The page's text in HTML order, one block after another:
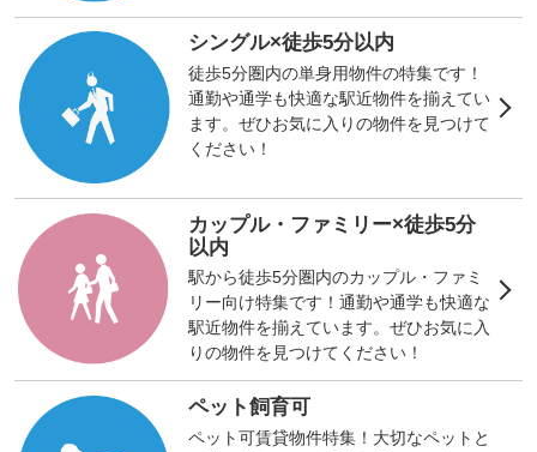
シングル×徒歩5分以内
徒歩5分圏内の単身用物件の特集です！
通勤や通学も快適な駅近物件を揃えてい
ます。ぜひお気に入りの物件を見つけて
ください！
カップル・ファミリー×徒歩5分
以内
駅から徒歩5分圏内のカップル・ファミ
リー向け特集です！通勤や通学も快適な
駅近物件を揃えています。ぜひお気に入
りの物件を見つけてください！
ペット飼育可
ペット可賃貸物件特集！大切なペットと